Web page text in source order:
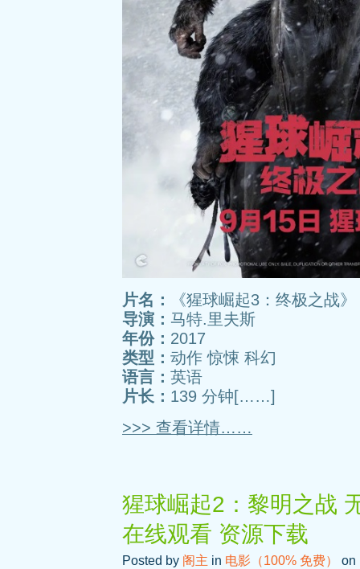
片名：
《猩球崛起3：终极之战》
导演： 马特.里夫斯
年份： 2017
类型： 动作 惊悚 科幻
语言： 英语
片长： 139 分钟[……]
>>> 查看详情……
猩球崛起2：黎明之战
在线观看 资源下载
Posted by 阁主 in 电影（100% 免费）
on